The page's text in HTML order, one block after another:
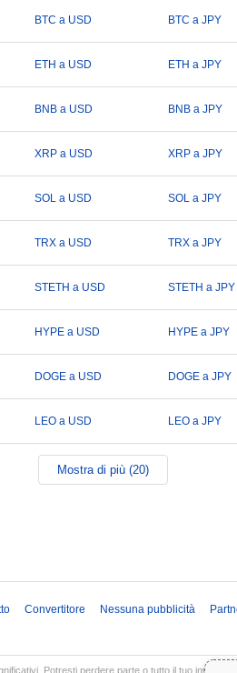
BTC a USD BTC a JPY
ETH a USD ETH a JPY
BNB a USD BNB a JPY
XRP a USD XRP a JPY
SOL a USD SOL a JPY
TRX a USD TRX a JPY
STETH a USD STETH a JPY
HYPE a USD HYPE a JPY
DOGE a USD DOGE a JPY
LEO a USD LEO a JPY
Mostra di più (20)
Convertitore Nessuna pubblicità
Potresti perdere parte o tutto il tuo